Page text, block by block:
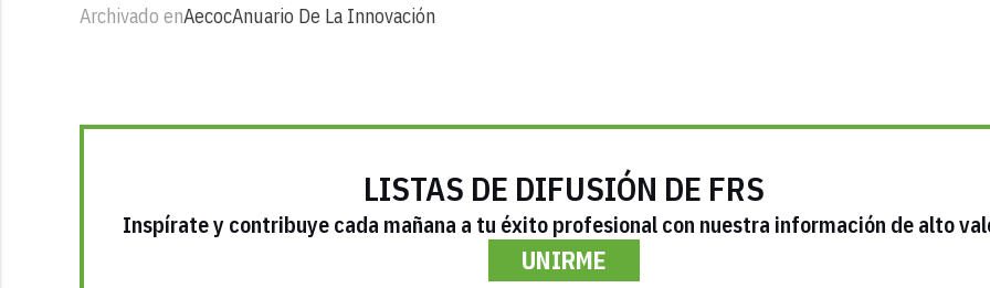
Archivado enAecocAnuario De La Innovación
LISTAS DE DIFUSIÓN DE FRS
Inspírate y contribuye cada mañana a tu éxito profesional con nuestra información de alto
UNIRME